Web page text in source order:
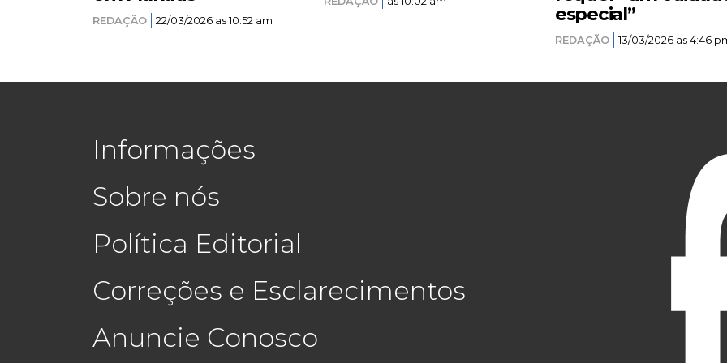
REDAÇÃO 22/03/2026 as 10:52 am
especial”
REDAÇÃO 13/03/2026 as 4:46
Informações
Sobre nós
Política Editorial
Correções e Esclarecimentos
Anuncie Conosco